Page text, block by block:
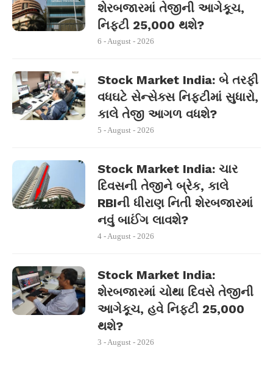
શેરબજારમાં તેજીની આગેકૂચ,
નિફ્ટી 25,000 થશે?
6 - August - 2026
Stock Market India: બે તરફી
વધઘટે સેન્સેક્સ નિફ્ટીમાં સુધારો,
કાલે તેજી આગળ વધશે?
5 - August - 2026
Stock Market India: ચાર
દિવસની તેજીને બ્રેક, કાલે
RBIની ધીરાણ નિતી શેરબજારમાં
નવું બાઈંગ લાવશે?
4 - August - 2026
Stock Market India:
શેરબજારમાં ચોથા દિવસે તેજીની
આગેકૂચ, હવે નિફ્ટી 25,000
થશે?
3 - August - 2026